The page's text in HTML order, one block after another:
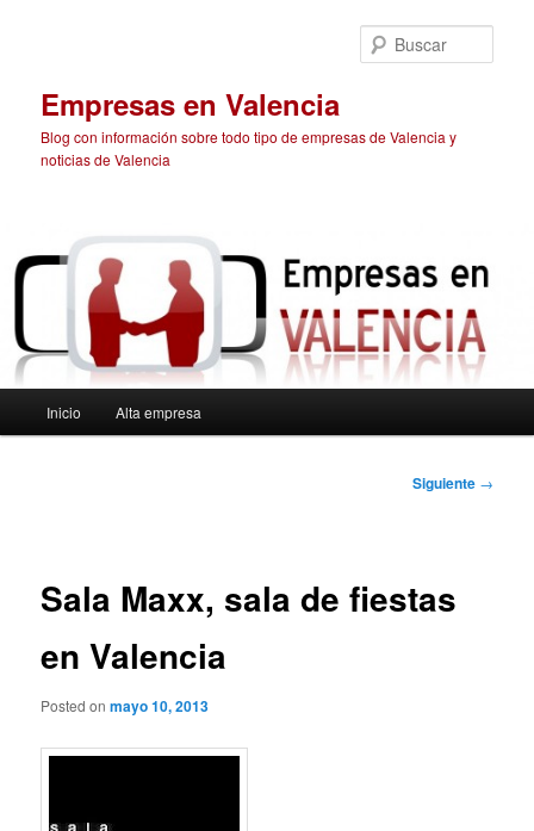
Empresas en Valencia
Blog con información sobre todo tipo de empresas de Valencia y
noticias de Valencia
principal
Inicio Alta empresa
Siguiente →
Sala Maxx, sala de fiestas
en Valencia
Posted onmayo 10, 2013